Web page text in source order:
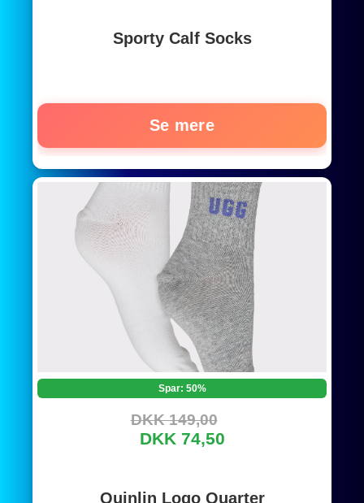
Sporty Calf Socks
Se mere
Spar: 50%
DKK 149,00
DKK 74,50
Quinlin Logo Quarter